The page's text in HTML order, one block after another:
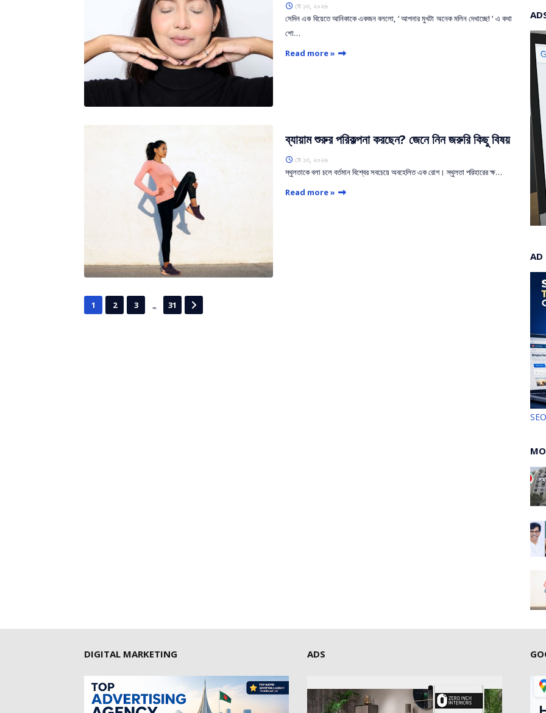
মে ১৩, ২০২৬
সেদিন এক বিয়েতে আনিকাকে একজন বললো, ‘ আপনার মুখটা অনেক মলিন দেখাচ্ছে! ‘ এ কথা
শো…
Read more »
ব্যায়াম শুরুর পরিকল্পনা করছেন? জেনে নিন জরুরি কিছু বিষয়
মে ১৩, ২০২৬
স্থুলতাকে বলা চলে বর্তমান বিশ্বের সবচেয়ে অবহেলিত এক রোগ। স্থুলতা পরিহারের ক্ষ…
Read more »
1 2 3 ... 31
AD
SEO
DIGITAL MARKETING ADS